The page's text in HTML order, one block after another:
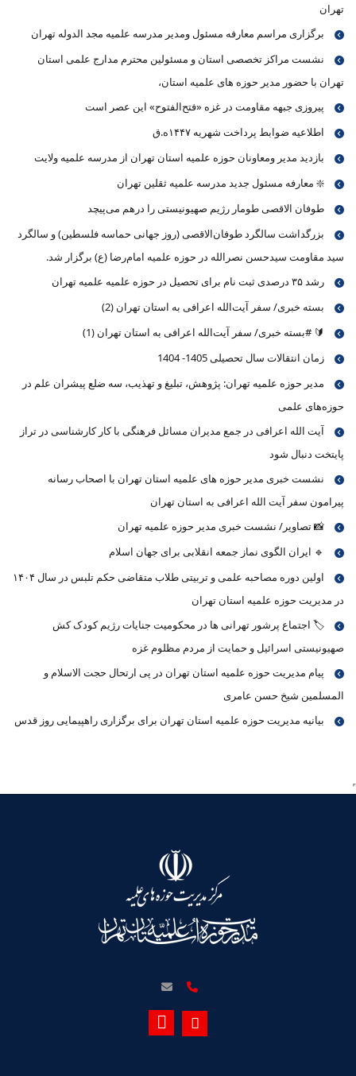
تهران
برگزاری مراسم معارفه مسئول ومدیر مدرسه علمیه مجد الدوله تهران
نشست مراکز تخصصی استان و مسئولین محترم مدارج علمی استان
تهران با حضور مدیر حوزه های علمیه استان،
پیروزی جبهه مقاومت در غزه «فتح‌الفتوح» این عصر است
اطلاعیه ضوابط پرداخت شهریه ۱۴۴۷ه.ق
بازدید مدیر ومعاونان حوزه علمیه استان تهران از مدرسه علمیه ولایت
❇️ معارفه مسئول جدید مدرسه علمیه ثقلین تهران
طوفان الاقصی طومار رژیم صهیونیستی را درهم می‌پیچد
بزرگداشت سالگرد طوفان‌الاقصی (روز جهانی حماسه فلسطین) و سالگرد
سید مقاومت سیدحسن نصرالله در حوزه علمیه امام‌رضا (ع) برگزار شد.
رشد ۳۵ درصدی ثبت نام برای تحصیل در حوزه علمیه علمیه تهران
بسته خبری/ سفر آیت‌الله اعرافی به استان تهران (2)
🔰 #بسته خبری/ سفر آیت‌الله اعرافی به استان تهران (1)
زمان انتقالات سال تحصیلی 1405- 1404
مدیر حوزه علمیه تهران: پژوهش، تبلیغ و تهذیب، سه ضلع پیشران علم در
حوزه‌های علمی
آیت الله اعرافی در جمع مدیران مسائل فرهنگی با کار کارشناسی در تراز
پایتخت دنبال شود
نشست خبری مدیر حوزه های علمیه استان تهران با اصحاب رسانه
پیرامون سفر آیت الله اعرافی به استان تهران
📸 تصاویر/ نشست خبری مدیر حوزه علمیه تهران
🔹 ایران الگوی نماز جمعه انقلابی برای جهان اسلام
اولین دوره مصاحبه علمی و تربیتی طلاب متقاضی حکم تلبس در سال ۱۴۰۴
در مدیریت حوزه علمیه استان تهران
🏷 اجتماع پرشور تهرانی ها در محکومیت جنایات رژیم کودک کش
صهیونیستی اسرائیل و حمایت از مردم مظلوم غزه
پیام مدیریت حوزه علمیه استان تهران در پی ارتحال حجت الاسلام و
المسلمین شیخ حسن عامری
بیانیه مدیریت حوزه علمیه استان تهران برای برگزاری راهپیمایی روز قدس